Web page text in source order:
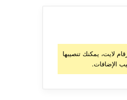
لايت، يمكنك تنصيبها
الإضافات.